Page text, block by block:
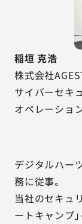
稲垣 克浩
株式会社
サイバーセキ
オペレーショ
デジタルハー
務に従事。
当社のセキュ
ートキャンプ